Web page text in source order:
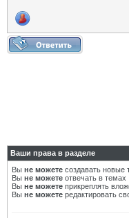
Ваши права в разделе
Вы не можете создавать новые
Вы не можете отвечать в темах
Вы не можете прикреплять
Вы не можете редактировать